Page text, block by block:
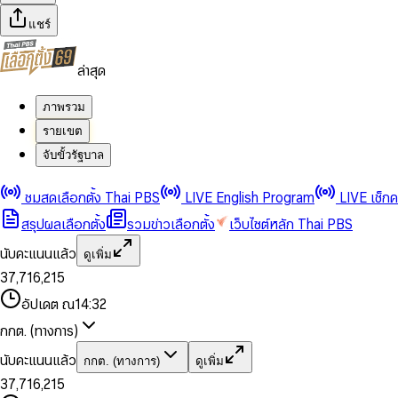
แชร์
ล่าสุด
ภาพรวม
รายเขต
จับขั้วรัฐบาล
ชมสดเลือกตั้ง Thai PBS LIVE English Program
LIVE เช็ก
สรุปผลเลือกตั้ง
รวมข่าวเลือกตั้ง
เว็บไซต์หลัก Thai PBS
นับคะแนนแล้ว
ดูเพิ่ม
0
1
2
3
4
5
6
8
9
2
3
4
5
6
7
8
9
,
0
2
4
6
7
8
9
0
1
2
3
4
5
6
7
8
1
3
5
6
7
8
9
,
1
2
4
5
7
8
9
0
1
3
4
6
7
8
0
2
3
4
5
7
8
อัปเดต ณ14:32
กกต. (ทางการ)
นับคะแนนแล้ว
กกต. (ทางการ) ดูเพิ่ม
0
1
2
3
0
1
2
4
5
6
7,
0
1
2
4
6
7
0
1
0
1
3
5
6,
1
2
0
1
0
2
3
4
5